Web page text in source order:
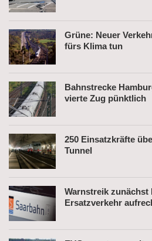
Grüne: Neuer
fürs Klima tun
Bahnstrecke
vierte Zug pünktlich
250 Einsatzkräfte
Tunnel
Warnstreik zunächst
Ersatzverkehr